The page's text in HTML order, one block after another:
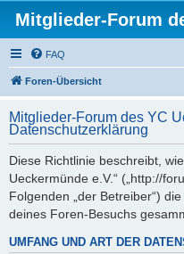
Mitglieder-Forum
FAQ
Foren-Übersicht
Mitglieder-Forum des YC
Datenschutzerklärung
Diese Richtlinie beschreibt,
Ueckermünde e.V.“ („http://
Folgenden „der Betreiber“)
deines Foren-Besuchs
UMFANG UND ART DER